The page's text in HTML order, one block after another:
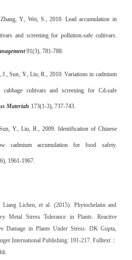
Y., Wei, S., 2010. Lead accumulation in
and screening for pollution-safe cultivars.
91(3), 781-788.
J., Sun, Y., Liu, R., 2010. Variations in cadmium
cabbage cultivars and screening for Cd-safe
Materials 173(1-3), 737-743.
Y., Liu, R., 2009. Identification of Chinese
cadmium accumulation for food safety.
1961-1967.
Lichen, et al. (2015). Phytochelatin and
Metal Stress Tolerance in Plants. Reactive
Damage in Plants Under Stress. DK Gupta,
International Publishing: 191-217. Fulltext：